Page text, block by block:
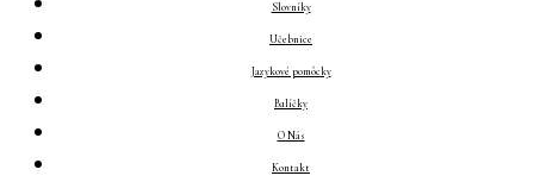
Slovníky
Učebnice
Jazykové pomôcky
Balíčky
O Nás
Kontakt